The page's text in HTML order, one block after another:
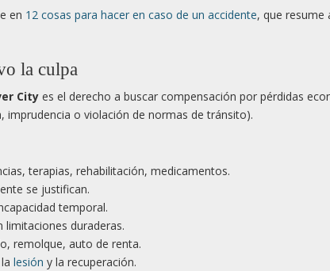
en 12 cosas para hacer en caso de un accidente, que resume
la culpa
City es el derecho a buscar compensación por pérdidas
imprudencia o violación de normas de tránsito).
terapias, rehabilitación, medicamentos.
se justifican.
temporal.
limitaciones duraderas.
remolque, auto de renta.
lesión y la recuperación.